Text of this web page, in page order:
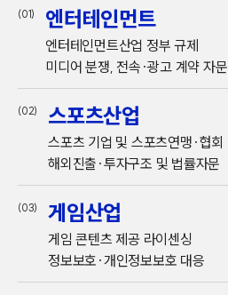
(01) 엔터테인먼트
엔터테인먼트산업 정부 규제
미디어 분쟁, 전속·광고 계약 자문
(02) 스포츠산업
스포츠 기업 및 스포츠연맹·협회
해외진출·투자구조 및 법률자문
(03) 게임산업
게임 콘텐츠 제공 라이센싱
정보보호·개인정보보호 대응